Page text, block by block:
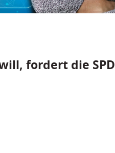
fordert die SPD